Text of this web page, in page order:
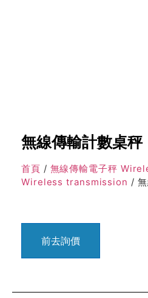
無線傳輸計數桌秤
首頁 / 無線傳輸電子秤
Wireless transmission /
前去詢價